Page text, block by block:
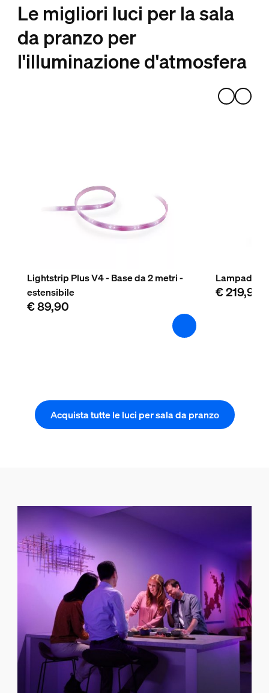
Le migliori luci per la sala
da pranzo per
l'illuminazione d'atmosfera
Lightstrip Plus V4 - Base da 2 metri -
estensibile
€ 89,90
Lampada
€ 219,90
Acquista tutte le luci per sala da pranzo